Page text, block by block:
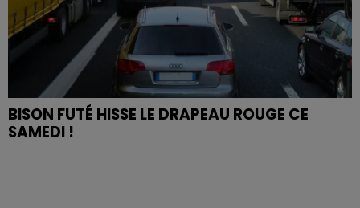
BISON FUTÉ HISSE LE DRAPEAU ROUGE CE
SAMEDI !